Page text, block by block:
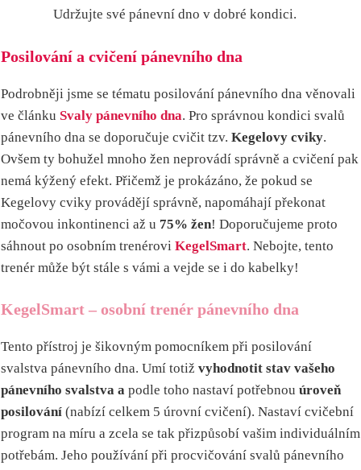
Udržujte své pánevní dno v dobré kondici.
Posilování a cvičení pánevního dna
Podrobněji jsme se tématu posilování pánevního dna věnovali
ve článku Svaly pánevního dna. Pro správnou kondici svalů
pánevního dna se doporučuje cvičit tzv. Kegelovy cviky.
Ovšem ty bohužel mnoho žen neprovádí správně a cvičení pak
nemá kýžený efekt. Přičemž je prokázáno, že pokud se
Kegelovy cviky provádějí správně, napomáhají překonat
močovou inkontinenci až u 75% žen! Doporučujeme proto
sáhnout po osobním trenérovi KegelSmart. Nebojte, tento
trenér může být stále s vámi a vejde se i do kabelky!
KegelSmart – osobní trenér pánevního dna
Tento přístroj je šikovným pomocníkem při posilování
svalstva pánevního dna. Umí totiž vyhodnotit stav vašeho
pánevního svalstva a podle toho nastaví potřebnou úroveň
posilování (nabízí celkem 5 úrovní cvičení). Nastaví cvičební
program na míru a zcela se tak přizpůsobí vašim individuálním
potřebám. Jeho používání při procvičování svalů pánevního